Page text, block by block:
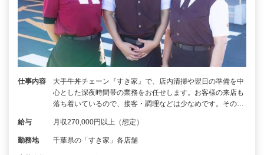
仕事内容
大手牛丼チェーン『すき家』で、店内清掃や翌日の準備を中
心とした深夜時間帯の業務をお任せします。お客様の来店も
落ち着いているので、接客・調理などは少なめです。その…
給与 月収270,000円以上（想定）
勤務地 千葉県の「すき家」各店舗